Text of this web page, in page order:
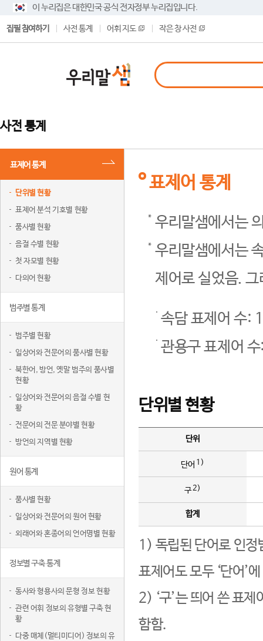
이 누리집은 대한민국 공식 전자정부 누리집입니다.
집필 참여하기 사전 통계 어휘 지도 작은 창 사전
사전 통계
표제어 통계
단위별 현황
표제어 분석 기호별 현황
품사별 현황
음절 수별 현황
첫 자모별 현황
다의어 현황
범주별 통계
범주별 현황
일상어와 전문어의 품사별 현황
북한어, 방언, 옛말 범주의 품사별
현황
일상어와 전문어의 음절 수별 현
황
전문어의 전문 분야별 현황
방언의 지역별 현황
원어 통계
품사별 현황
일상어와 전문어의 원어 현황
외래어와 혼종어의 언어명별 현황
정보별 구축 통계
동사와 형용사의 문형 정보 현황
관련 어휘 정보의 유형별 구축 현
황
다중 매체(멀티미디어) 정보의 유
표제어 통계
우리말샘에서는
우리말샘에서는
제어로 실었음.
속담 표제어 수:
관용구 표제어
단위별 현황
단위
단어 1)
구2)
합계
1) 독립된 단어로 인정
표제어도 모두 ‘단어’
2) ‘구’는 띄어 쓴 표
함함.